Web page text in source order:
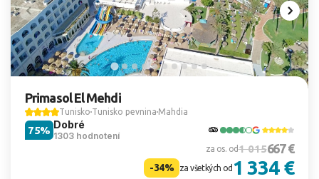
Primasol El Mehdi
Tunisko Tunisko pevnina Mahdia
Dobré
1303 hodnotení
75%
za os. od1 015667 €
-34% za všetkých od 1 334 €